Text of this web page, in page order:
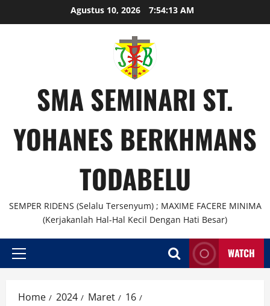
Agustus 10, 2026 7:54:14 AM
SMA SEMINARI ST.
YOHANES BERKHMANS
TODABELU
SEMPER RIDENS (Selalu Tersenyum) ; MAXIME FACERE MINIMA
(Kerjakanlah Hal-Hal Kecil Dengan Hati Besar)
WATCH
Home 2024 Maret
16